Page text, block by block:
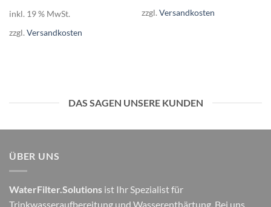
inkl. 19 % MwSt.
zzgl.Versandkosten
zzgl. Versandkosten
DAS SAGEN UNSERE KUNDEN
ÜBER UNS
WaterFilter.Solutions ist Ihr Spezialist für
Trinkwasseraufbereitung und Wasserenthärtung. Bei uns